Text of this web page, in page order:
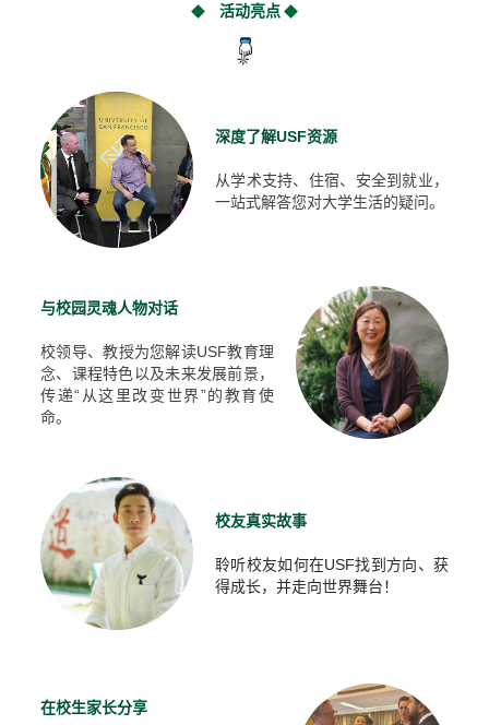
活动亮点
深度了解USF资源
从学术支持、住宿、安全到就业，
一站式解答您对大学生活的疑问。
与校园灵魂人物对话
校领导、教授为您解读USF教育理
念、课程特色以及未来发展前景，
传递“从这里改变世界”的教育使
命。
校友真实故事
聆听校友如何在USF找到方向、获
得成长，并走向世界舞台！
在校生家长分享